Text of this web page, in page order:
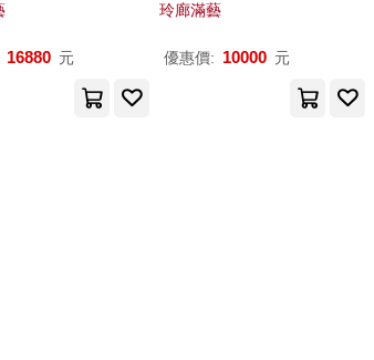
16880 元
玲廊滿藝
優惠價: 10000 元